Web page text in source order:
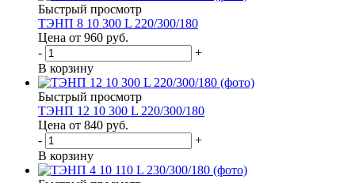
Быстрый просмотр
ТЭНП 8 10 300 L 220/300/180
Цена от 960 руб.
-
+
В корзину
Быстрый просмотр
ТЭНП 12 10 300 L 220/300/180
Цена от 840 руб.
-
+
В корзину